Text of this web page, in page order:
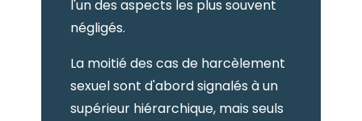
l'un des aspects les plus souvent
négligés.
La moitié des cas de harcèlement
sexuel sont d'abord signalés à un
supérieur hiérarchique, mais seuls